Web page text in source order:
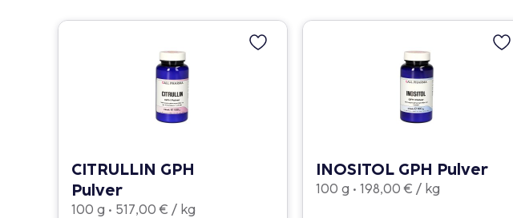
CITRULLIN GPH
Pulver
100 g • 517,00 € / kg
INOSITOL GPH Pulver
100 g • 198,00 € / kg